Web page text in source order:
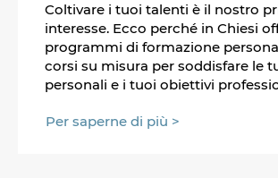
Coltivare i tuoi talenti è il nostro
interesse. Ecco perché in Chiesi
programmi di formazione
corsi su misura per soddisfare le
personali e i tuoi obiettivi
Per saperne di più >